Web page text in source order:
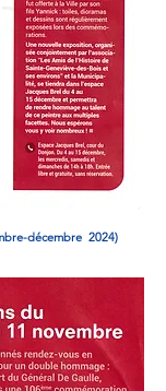
décembre 2024)